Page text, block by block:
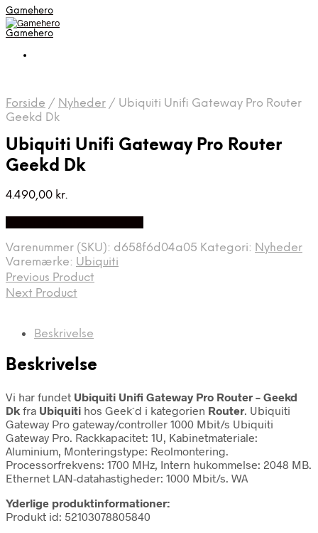
Gamehero
Gamehero
Forside / Nyheder / Ubiquiti Unifi Gateway Pro Router
Geekd Dk
Ubiquiti Unifi Gateway Pro Router
Geekd Dk
4.490,00 kr.
Varenummer (SKU): d658f6d04a05 Kategori: Nyheder
Varemærke: Ubiquiti
Previous Product
Next Product
Beskrivelse
Beskrivelse
Vi har fundet Ubiquiti Unifi Gateway Pro Router – Geekd
Dk fra Ubiquiti hos Geek´d i kategorien Router. Ubiquiti
Gateway Pro gateway/controller 1000 Mbit/s Ubiquiti
Gateway Pro. Rackkapacitet: 1U, Kabinetmateriale:
Aluminium, Monteringstype: Reolmontering.
Processorfrekvens: 1700 MHz, Intern hukommelse: 2048 MB.
Ethernet LAN-datahastigheder: 1000 Mbit/s. WA
Yderlige produktinformationer:
Produkt id: 52103078805840